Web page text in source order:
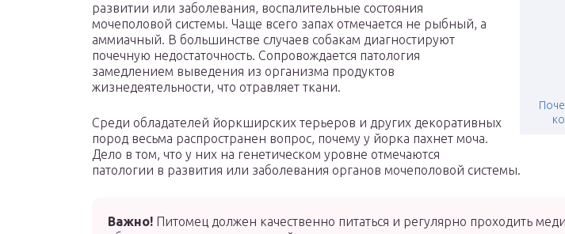
развитии или заболевания, воспалительные состояния
мочеполовой системы. Чаще всего запах отмечается не рыбный, а
аммиачный. В большинстве случаев собакам диагностируют
почечную недостаточность. Сопровождается патология
замедлением выведения из организма продуктов
жизнедеятельности, что отравляет ткани.
Среди обладателей йоркширских терьеров и других декоративных
пород весьма распространен вопрос, почему у йорка пахнет моча.
Дело в том, что у них на генетическом уровне отмечаются
патологии в развития или заболевания органов мочеполовой системы.
Важно! Питомец должен качественно питаться и регулярно проходить